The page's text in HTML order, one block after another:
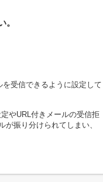
受信できるように設定して
やURL付きメールの受信拒
振り分けられてしまい、